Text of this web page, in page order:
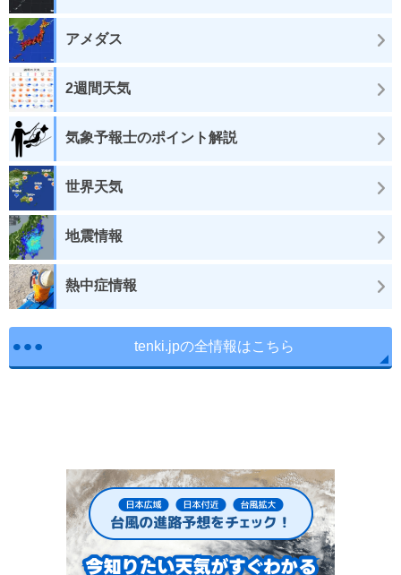
アメダス
2週間天気
気象予報士のポイント解説
世界天気
地震情報
熱中症情報
tenki.jpの全情報はこちら